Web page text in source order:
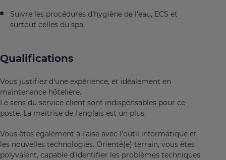
Suivre les procédures d'hygiène de l'eau, ECS et
surtout celles du spa,
Qualifications
Vous justifiez d'une expérience, et idéalement en
maintenance hôtelière.
Le sens du service client sont indispensables pour ce
poste. La maîtrise de l'anglais est un plus.
Vous êtes également à l’aise avec l’outil informatique et
les nouvelles technologies. Orienté(e) terrain, vous êtes
polyvalent, capable d'identifier les problèmes techniques